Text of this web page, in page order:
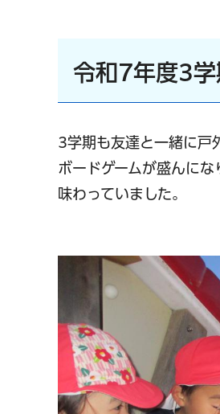
令和7年度3学
3学期も友達と一緒に戸
ボードゲームが盛んに
味わっていました。